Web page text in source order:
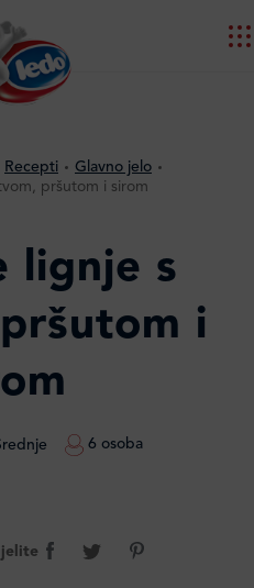
Recepti
Glavno jelo
pršutom i sirom
lignje s
i
6 osoba